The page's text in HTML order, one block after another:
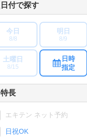
日付で探す
今日
8/8
明日
8/9
土曜日
8/15
日時
指定
特長
エキテン ネット予約
日祝OK